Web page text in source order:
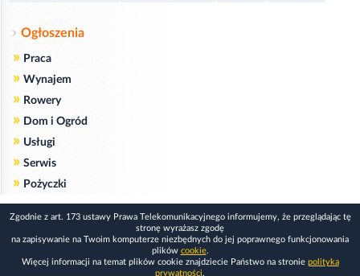
Ogłoszenia
» Praca
» Wynajem
» Rowery
» Dom i Ogród
» Usługi
» Serwis
» Pożyczki
Zgodnie z art. 173 ustawy Prawa Telekomunikacyjnego informujemy, że przeglądając tę
stronę wyrażasz zgodę
na zapisywanie na Twoim komputerze niezbędnych do jej poprawnego funkcjonowania
plików cookie.
Więcej informacji na temat plików cookie znajdziecie Państwo na stronie polityka
prywatności.